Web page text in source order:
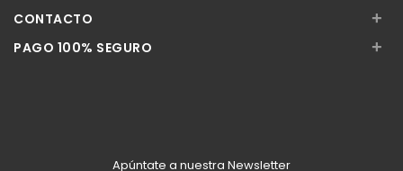
CONTACTO +
PAGO 100% SEGURO +
Apúntate a nuestra Newsletter